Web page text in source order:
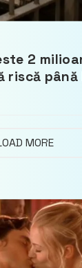
2
până
MORE